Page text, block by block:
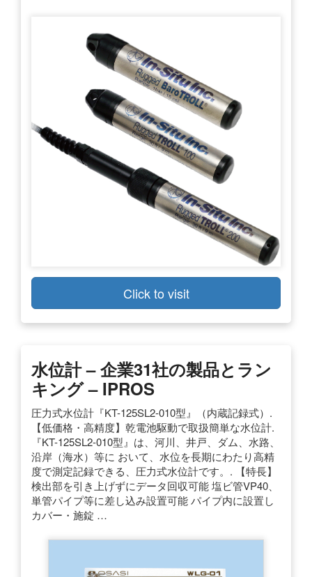
Click to visit
水位計 – 企業31社の製品とラン
キング – IPROS
圧力式水位計『KT-125SL2-010型』（内蔵記録式）.
【低価格・高精度】乾電池駆動で取扱簡単な水位計.
『KT-125SL2-010型』は、河川、井戸、ダム、水路、
沿岸（海水）等に おいて、水位を長期にわたり高精
度で測定記録できる、圧力式水位計です。. 【特長】
検出部を引き上げずにデータ回収可能 塩ビ管VP40、
単管パイプ等に差し込み設置可能 パイプ内に設置し
カバー・施錠 …